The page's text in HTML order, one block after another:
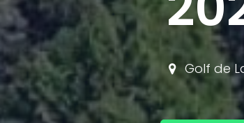
Golf de